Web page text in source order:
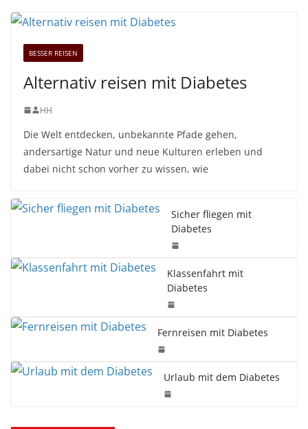
BESSER REISEN
Alternativ reisen mit Diabetes
HH
Die Welt entdecken, unbekannte Pfade gehen,
andersartige Natur und neue Kulturen erleben und
dabei nicht schon vorher zu wissen, wie
Sicher fliegen mit
Diabetes
Klassenfahrt mit
Diabetes
Fernreisen mit Diabetes
Urlaub mit dem Diabetes